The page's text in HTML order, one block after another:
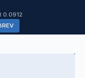
0.0912